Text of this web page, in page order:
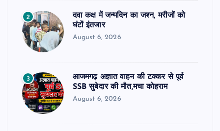
2
दवा कक्ष में जन्मदिन का जश्न, मरीजों को
घंटों इंतजार
August 6, 2026
3
आजमगढ़ अज्ञात वाहन की टक्कर से पूर्व
SSB सुबेदार की मौत,मचा कोहराम
August 6, 2026